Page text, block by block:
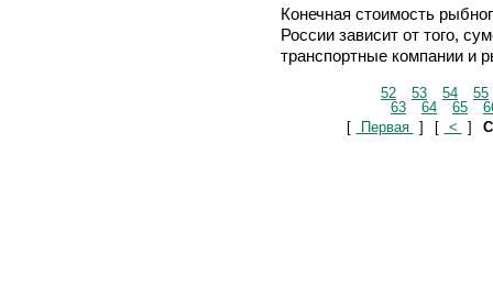
Конечная стоимость
России зависит от того,
транспортные компании и
52 53 54
55
63
64 65
[
Первая ] [ < ]